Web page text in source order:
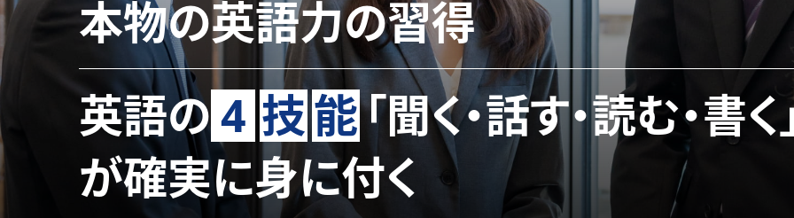
本物の英語力の習得
英語の4 技能「聞く・話す・読む・書く
が確実に身に付く